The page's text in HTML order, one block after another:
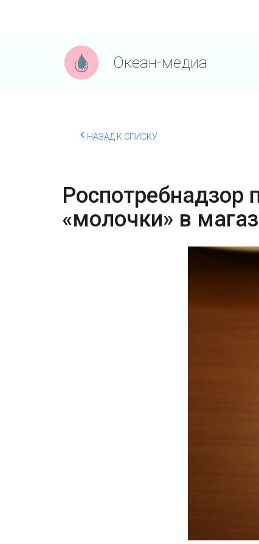
Океан-медиа
НАЗАД К СПИСКУ
Роспотребнадзор
«молочки» в